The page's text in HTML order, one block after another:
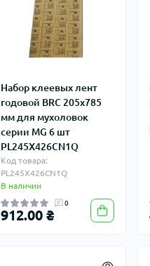
Набор клеевых лент
годовой BRC 205х785
мм для мухоловок
серии MG 6 шт
PL245X426CN1Q
Код товара:
PL245X426CN1Q
В наличии
0
912.00 ₴